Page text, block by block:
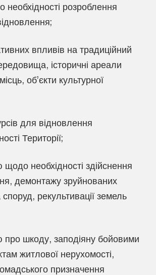
необхідності розроблення
впливів на традиційний
історичні ареали
об’єкти культурної
для відновлення
Території;
щодо необхідності здійснення
демонтажу зруйнованих
споруд, рекультивації земель
про шкоду, заподіяну бойовими
житлової нерухомості,
призначення